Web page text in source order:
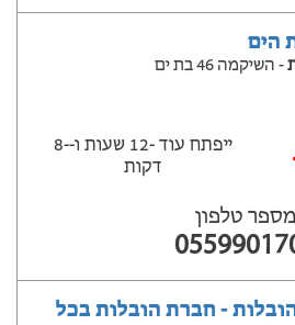
הים
- השיקמה 46 בת ים
ייפתח עוד -12 שעות ‫ו--8
דקות
מספר טלפון
- חברת הובלות בכל